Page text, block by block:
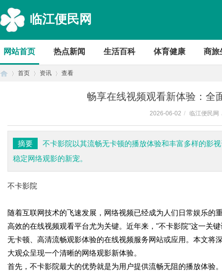
临江便民网
网站首页 热点新闻 生活百科 体育健康 商旅
首页 资讯 查看
畅享在线视频观看新体验：全
2026-06-02 / 临江便民网
摘要
不卡影院以其流畅无卡顿的播放体验和丰富多样的影
稳定网络观影的新宠。
不卡影院
随着互联网技术的飞速发展，网络视频已经成为人们日常娱乐
高效的在线视频观看平台尤为关键。近年来，"不卡影院"这一关
无卡顿、高清流畅观影体验的在线视频服务网站或应用。本文将
大观众呈现一个清晰的网络观影新体验。
首先，不卡影院最大的优势就是为用户提供流畅无阻的播放体验